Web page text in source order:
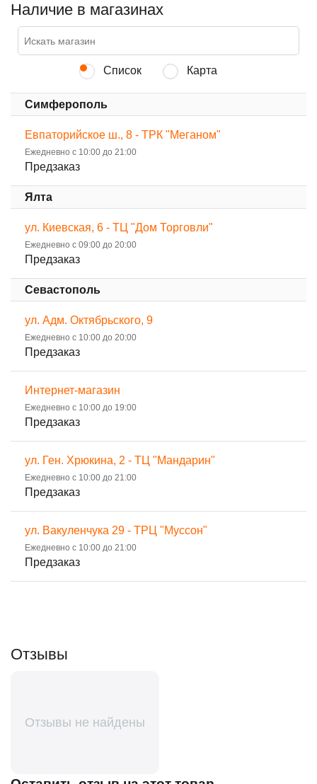
Наличие в магазинах
Список Карта
Симферополь
Евпаторийское ш., 8 - ТРК "Меганом"
Ежедневно с 10:00 до 21:00
Предзаказ
Ялта
ул. Киевская, 6 - ТЦ "Дом Торговли"
Ежедневно с 09:00 до 20:00
Предзаказ
Севастополь
ул. Адм. Октябрьского, 9
Ежедневно с 10:00 до 20:00
Предзаказ
Интернет-магазин
Ежедневно с 10:00 до 19:00
Предзаказ
ул. Ген. Хрюкина, 2 - ТЦ "Мандарин"
Ежедневно с 10:00 до 21:00
Предзаказ
ул. Вакуленчука 29 - ТРЦ "Муссон"
Ежедневно с 10:00 до 21:00
Предзаказ
Отзывы
Отзывы не найдены